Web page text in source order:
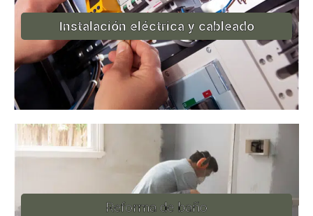
Instalación eléctrica y cableado
Reforma de baño